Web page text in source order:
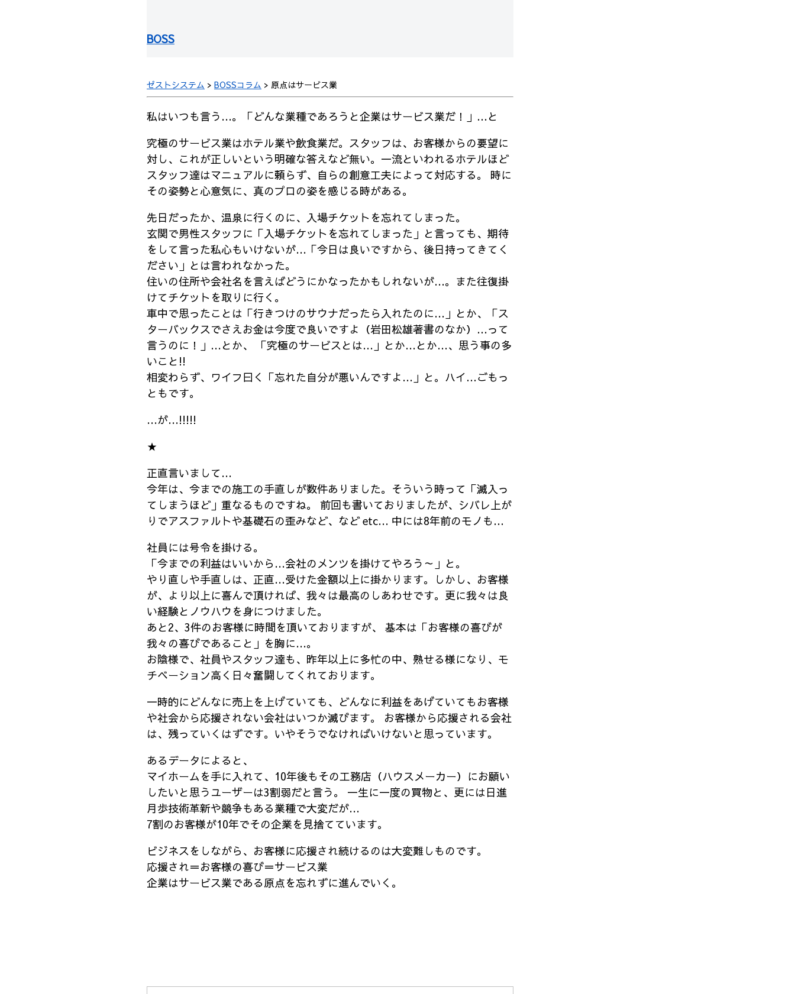
BOSS
ゼストシステム > BOSSコラム > 原点はサービス業
私はいつも言う…。「どんな業種であろうと企業はサービス業だ！」…と
究極のサービス業はホテル業や飲食業だ。スタッフは、お客様からの要望に
対し、これが正しいという明確な答えなど無い。一流といわれるホテルほど
スタッフ達はマニュアルに頼らず、自らの創意工夫によって対応する。 時に
その姿勢と心意気に、真のプロの姿を感じる時がある。
先日だったか、温泉に行くのに、入場チケットを忘れてしまった。
玄関で男性スタッフに「入場チケットを忘れてしまった」と言っても、期待
をして言った私心もいけないが…「今日は良いですから、後日持ってきてく
ださい」とは言われなかった。
住いの住所や会社名を言えばどうにかなったかもしれないが…。また往復掛
けてチケットを取りに行く。
車中で思ったことは「行きつけのサウナだったら入れたのに…」とか、「ス
ターバックスでさえお金は今度で良いですよ（岩田松雄著書のなか）…って
言うのに！」…とか、 「究極のサービスとは…」とか…とか…、思う事の多
いこと!!
相変わらず、ワイフ曰く「忘れた自分が悪いんですよ…」と。ハイ…ごもっ
ともです。
…が…!!!!!
★
正直言いまして…
今年は、今までの施工の手直しが数件ありました。そういう時って「滅入っ
てしまうほど」重なるものですね。 前回も書いておりましたが、シバレ上が
りでアスファルトや基礎石の歪みなど、など etc… 中には8年前のモノも…
社員には号令を掛ける。
「今までの利益はいいから…会社のメンツを掛けてやろう～」と。
やり直しや手直しは、正直…受けた金額以上に掛かります。しかし、お客様
が、より以上に喜んで頂ければ、我々は最高のしあわせです。更に我々は良
い経験とノウハウを身につけました。
あと2、3件のお客様に時間を頂いておりますが、 基本は「お客様の喜びが
我々の喜びであること」を胸に…。
お陰様で、社員やスタッフ達も、昨年以上に多忙の中、熟せる様になり、モ
チベーション高く日々奮闘してくれております。
一時的にどんなに売上を上げていても、どんなに利益をあげていてもお客様
や社会から応援されない会社はいつか滅びます。 お客様から応援される会社
は、残っていくはずです。いやそうでなければいけないと思っています。
あるデータによると、
マイホームを手に入れて、10年後もその工務店（ハウスメーカー）にお願い
したいと思うユーザーは3割弱だと言う。 一生に一度の買物と、更には日進
月歩技術革新や競争もある業種で大変だが…
7割のお客様が10年でその企業を見捨てています。
ビジネスをしながら、お客様に応援され続けるのは大変難しものです。
応援され＝お客様の喜び＝サービス業
企業はサービス業である原点を忘れずに進んでいく。